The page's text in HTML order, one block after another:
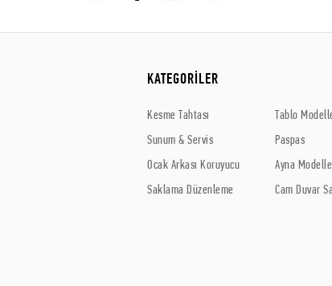
KATEGORİLER
Kesme Tahtası
Sunum & Servis
Ocak Arkası Koruyucu
Saklama Düzenleme
Tablo
Paspas
Ayna
Cam Duvar